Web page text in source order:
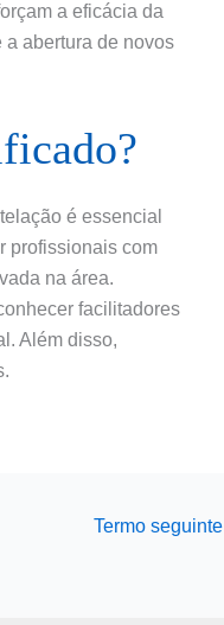
a eficácia da
a abertura de novos
é essencial
profissionais com
na área.
facilitadores
Além disso,
Termo seguinte